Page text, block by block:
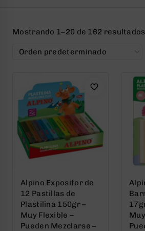
Mostrando 1–20 de 162 resultados
Alpino Expositor de
12 Pastillas de
Plastilina 150gr –
Muy Flexible –
Pueden Mezclarse –